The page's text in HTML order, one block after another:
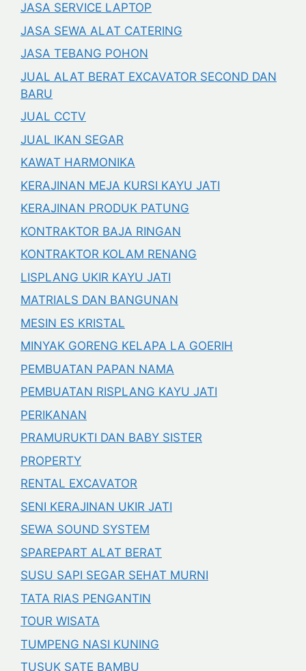
JASA SERVICE LAPTOP
JASA SEWA ALAT CATERING
JASA TEBANG POHON
JUAL ALAT BERAT EXCAVATOR SECOND DAN
BARU
JUAL CCTV
JUAL IKAN SEGAR
KAWAT HARMONIKA
KERAJINAN MEJA KURSI KAYU JATI
KERAJINAN PRODUK PATUNG
KONTRAKTOR BAJA RINGAN
KONTRAKTOR KOLAM RENANG
LISPLANG UKIR KAYU JATI
MATRIALS DAN BANGUNAN
MESIN ES KRISTAL
MINYAK GORENG KELAPA LA GOERIH
PEMBUATAN PAPAN NAMA
PEMBUATAN RISPLANG KAYU JATI
PERIKANAN
PRAMURUKTI DAN BABY SISTER
PROPERTY
RENTAL EXCAVATOR
SENI KERAJINAN UKIR JATI
SEWA SOUND SYSTEM
SPAREPART ALAT BERAT
SUSU SAPI SEGAR SEHAT MURNI
TATA RIAS PENGANTIN
TOUR WISATA
TUMPENG NASI KUNING
TUSUK SATE BAMBU